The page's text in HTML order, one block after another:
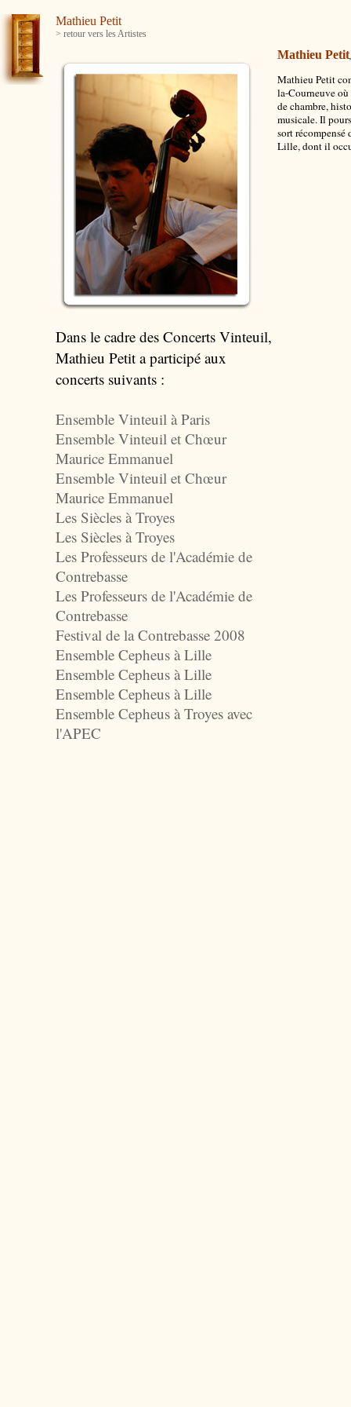
Mathieu Petit
> retour vers les Artistes
Mathieu Petit
Mathieu Petit
la-Courneuve où
de chambre,
musicale. Il
sort
Lille, dont il
Dans le cadre des Concerts Vinteuil,
Mathieu Petit a participé aux
concerts suivants :
Ensemble Vinteuil à Paris
Ensemble Vinteuil et Chœur
Maurice Emmanuel
Ensemble Vinteuil et Chœur
Maurice Emmanuel
Les Siècles à Troyes
Les Siècles à Troyes
Les Professeurs de l'Académie de
Contrebasse
Les Professeurs de l'Académie de
Contrebasse
Festival de la Contrebasse 2008
Ensemble Cepheus à Lille
Ensemble Cepheus à Lille
Ensemble Cepheus à Lille
Ensemble Cepheus à Troyes avec
l'APEC